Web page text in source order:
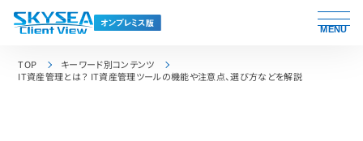
MENU
TOP
キーワード別コンテンツ
IT資産管理とは？ IT資産管理ツールの機能や注意点、選び方などを解説